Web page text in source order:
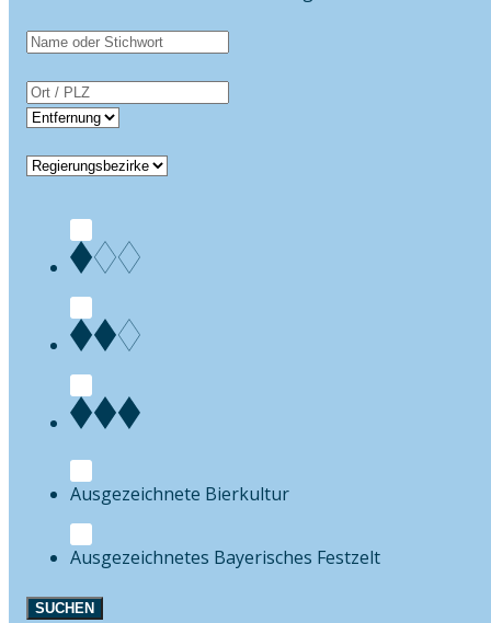
Bierkultur
Festzelt
SUCHEN